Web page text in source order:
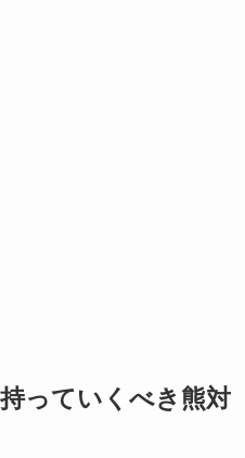
っていくべき熊対